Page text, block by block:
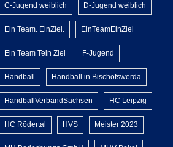
C-Jugend weiblich D-Jugend weiblich
Ein Team. EinZiel. EinTeamEinZiel
Ein Team Tein Ziel F-Jugend
Handball Handball in Bischofswerda
HandballVerbandSachsen HC Leipzig
HC Rödertal HVS Meister 2023